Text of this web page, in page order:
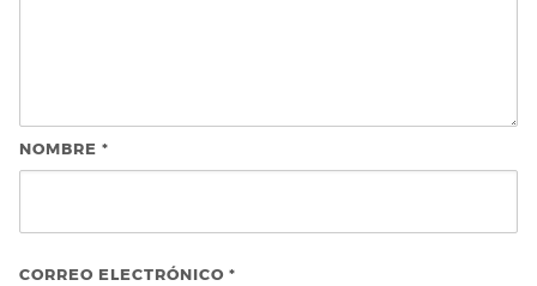
NOMBRE *
CORREO ELECTRÓNICO *